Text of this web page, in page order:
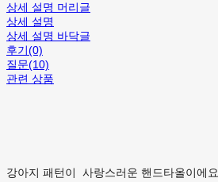
상세 설명 머리글
상세 설명
상세 설명 바닥글
후기(0)
질문(10)
관련 상품
강아지 패턴이 사랑스러운 핸드타올이에요.